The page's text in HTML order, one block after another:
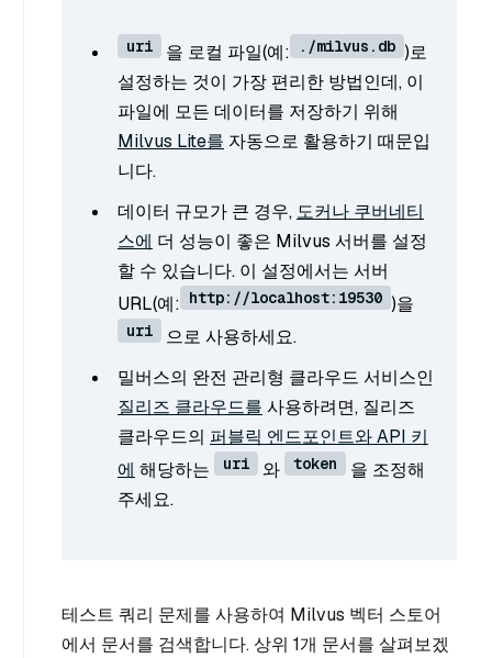
uri 을 로컬 파일(예: ./milvus.db )로
설정하는 것이 가장 편리한 방법인데, 이
파일에 모든 데이터를 저장하기 위해
Milvus Lite를 자동으로 활용하기 때문입
니다.
데이터 규모가 큰 경우, 도커나 쿠버네티
스에 더 성능이 좋은 Milvus 서버를 설정
할 수 있습니다. 이 설정에서는 서버
URL(예: http://localhost:19530 )을
uri
으로 사용하세요.
밀버스의 완전 관리형 클라우드 서비스인
질리즈 클라우드를 사용하려면, 질리즈
클라우드의 퍼블릭 엔드포인트와 API 키
에 해당하는 uri 와 token
을 조정해
주세요.
테스트 쿼리 문제를 사용하여 Milvus 벡터 스토어
에서 문서를 검색합니다. 상위 1개 문서를 살펴보겠